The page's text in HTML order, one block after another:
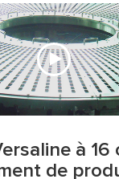
à 16
de